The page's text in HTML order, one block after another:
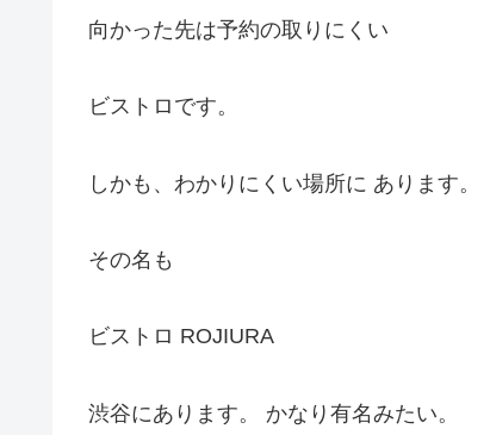
向かった先は予約の取りにくい
ビストロです。
しかも、わかりにくい場所に あります。
その名も
ビストロ ROJIURA
渋谷にあります。 かなり有名みたい。